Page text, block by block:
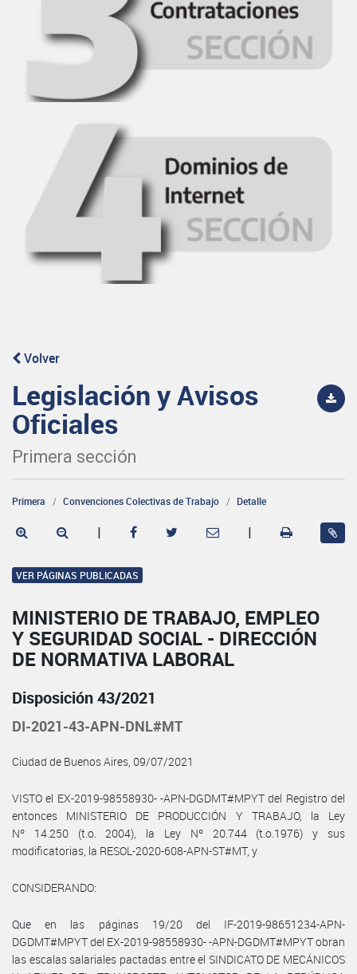
Volver
Legislación y Avisos
Oficiales
Primera sección
Primera Convenciones Colectivas de Trabajo Detalle
| |
VER PÁGINAS PUBLICADAS
MINISTERIO DE TRABAJO, EMPLEO
Y SEGURIDAD SOCIAL - DIRECCIÓN
DE NORMATIVA LABORAL
Disposición 43/2021
DI-2021-43-APN-DNL#MT
Ciudad de Buenos Aires, 09/07/2021
VISTO el EX-2019-98558930- -APN-DGDMT#MPYT del Registro del
entonces MINISTERIO DE PRODUCCIÓN Y TRABAJO, la Ley
Nº 14.250 (t.o. 2004), la Ley Nº 20.744 (t.o.1976) y sus
modificatorias, la RESOL-2020-608-APN-ST#MT, y
CONSIDERANDO:
Que en las páginas 19/20 del IF-2019-98651234-APN-
DGDMT#MPYT del EX-2019-98558930- -APN-DGDMT#MPYT obran
las escalas salariales pactadas entre el SINDICATO DE MECÁNICOS